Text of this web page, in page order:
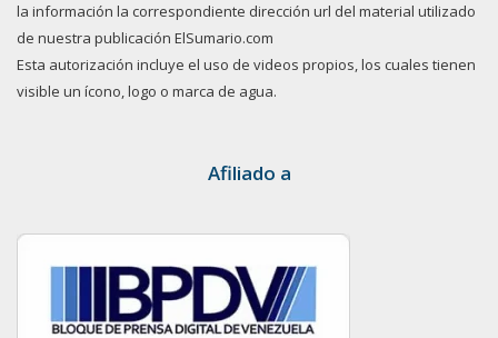
la información la correspondiente dirección url del material utilizado
de nuestra publicación ElSumario.com
Esta autorización incluye el uso de videos propios, los cuales tienen
visible un ícono, logo o marca de agua.
Afiliado a